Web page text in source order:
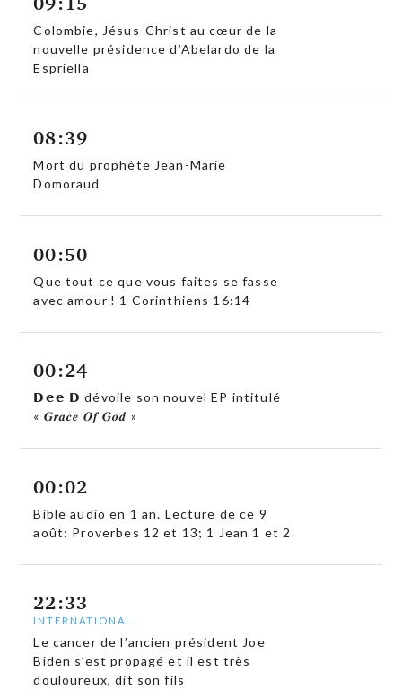
Colombie, Jésus-Christ au cœur de la
nouvelle présidence d’Abelardo de la
Espriella
08:39
Mort du prophète Jean-Marie
Domoraud
00:50
Que tout ce que vous faites se fasse
avec amour ! 1 Corinthiens 16:14
00:24
𝗗𝗲𝗲 𝗗 dévoile son nouvel EP intitulé
« 𝑮𝒓𝒂𝒄𝒆 𝑶𝒇 𝑮𝒐𝒅 »
00:02
Bible audio en 1 an. Lecture de ce 9
août: Proverbes 12 et 13; 1 Jean 1 et 2
22:33
INTERNATIONAL
Le cancer de l’ancien président Joe
Biden s’est propagé et il est très
douloureux, dit son fils